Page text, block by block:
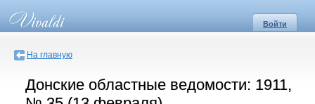
Войти
На главную
Донские областные ведомости: 1911,